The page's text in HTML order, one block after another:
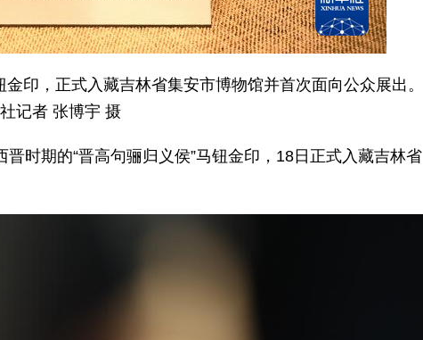
印，正式入藏吉林省集安市博物馆并首次面向公众展出。
记者 张博宇 摄
时期的“晋高句骊归义侯”马钮金印，18日正式入藏吉林省